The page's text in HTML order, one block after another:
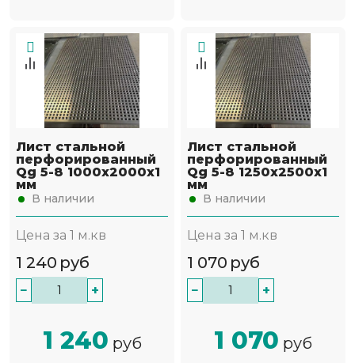
Лист стальной
перфорированный
Qg 5-8 1000х2000х1
мм
В наличии
Цена за 1 м.кв
1 240 руб
− +
1 240 руб
Лист стальной
перфорированный
Qg 5-8 1250х2500х1
мм
В наличии
Цена за 1 м.кв
1 070 руб
− +
1 070 руб